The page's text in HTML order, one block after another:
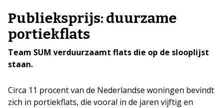
Publieksprijs: duurzame
portiekflats
Team SUM verduurzaamt flats die op de slooplijst
staan.
Circa 11 procent van de Nederlandse woningen bevindt
zich in portiekflats, die vooral in de jaren vijftig en